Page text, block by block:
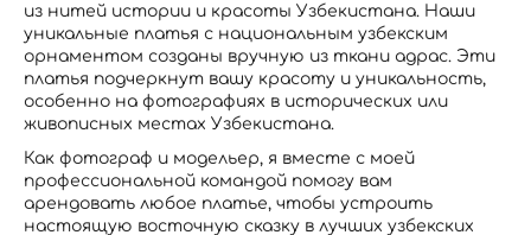
из нитей истории и красоты Узбекистана. Наши
уникальные платья с национальным узбекским
орнаментом созданы вручную из ткани адрас. Эти
платья подчеркнут вашу красоту и уникальность,
особенно на фотографиях в исторических или
живописных местах Узбекистана.
Как фотограф и модельер, я вместе с моей
профессиональной командой помогу вам
арендовать любое платье, чтобы устроить
настоящую восточную сказку в лучших узбекских